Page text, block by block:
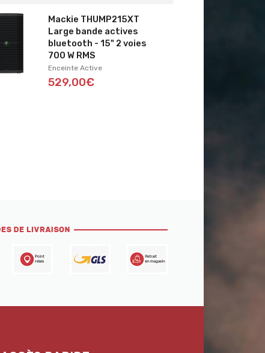
Mackie THUMP215XT
Large bande actives
bluetooth - 15" 2 voies
700 W RMS
Enceinte Active
529,00€